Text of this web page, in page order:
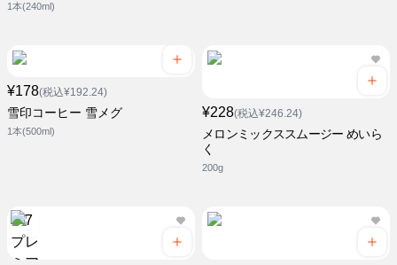
1本(240ml)
¥178(税込¥192.24)
雪印コーヒー 雪メグ
1本(500ml)
¥228(税込¥246.24)
メロンミックススムージー めいら
く
200g